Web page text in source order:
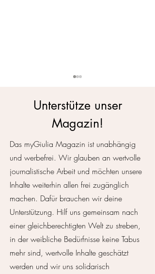
Sommer-Lese-Liste
Unterstütze unser
Magazin!
Das myGiulia Magazin ist unabhängig
und werbefrei. Wir glauben an wertvolle
journalistische Arbeit und möchten unsere
Inhalte weiterhin allen frei zugänglich
machen. Dafür brauchen wir deine
Unterstützung. Hilf uns gemeinsam nach
einer gleichberechtigten Welt zu streben,
in der weibliche Bedürfnisse keine Tabus
mehr sind, wertvolle Inhalte geschätzt
werden und wir uns solidarisch